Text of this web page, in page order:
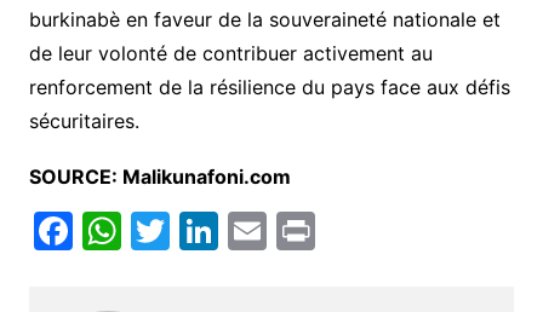
burkinabè en faveur de la souveraineté nationale et
de leur volonté de contribuer activement au
renforcement de la résilience du pays face aux défis
sécuritaires.
SOURCE: Malikunafoni.com
F W T Li E Pr